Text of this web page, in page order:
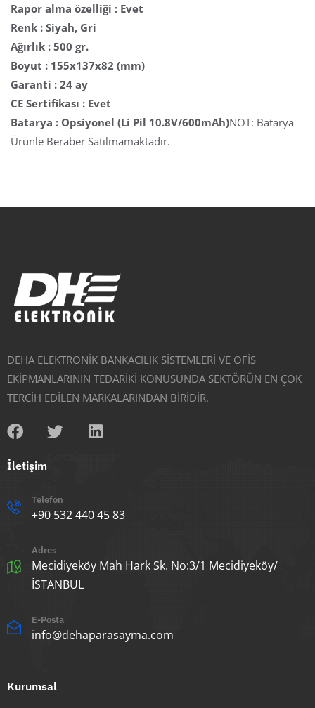
Rapor alma özelliği : Evet
Renk : Siyah, Gri
Ağırlık : 500 gr.
Boyut : 155x137x82 (mm)
Garanti : 24 ay
CE Sertifikası : Evet
Batarya : Opsiyonel (Li Pil 10.8V/600mAh)NOT: Batarya
Ürünle Beraber Satılmamaktadır.
DEHA ELEKTRONİK BANKACILIK SİSTEMLERİ VE OFİS
EKİPMANLARININ TEDARİKİ KONUSUNDA SEKTÖRÜN EN ÇOK
TERCİH EDİLEN MARKALARINDAN BİRİDİR.
İletişim
Telefon
+90 532 440 45 83
Adres
Mecidiyeköy Mah Hark Sk. No:3/1 Mecidiyeköy/
İSTANBUL
E-Posta
info@dehaparasayma.com
Kurumsal